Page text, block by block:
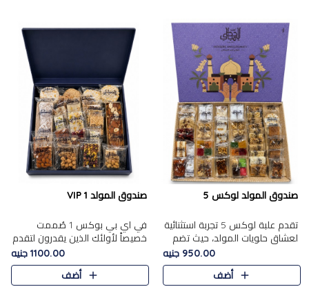
صندوق المولد لوكس 5
تقدم علبة لوكس 5 تجربة استثنائية
لعشاق حلويات المولد، حيث تضم
42 قطعة من تشكيلة فاخرة تجمع
بين أشهر الأصناف التقليدية وأصناف
مميزة مختارة بع..
950.00 جنيه
أضف
صندوق المولد VIP 1
في اي بي بوكس 1 صُممت
خصيصاً لأولئك الذين يقدرون لتقدم
تجربة استثنائية بوكس تجمع بين
أفخر حلويات المولد المصري مع
تشكيلة مختارة من الأصناف ..
1100.00 جنيه
أضف